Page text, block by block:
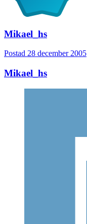
Mikael_hs
Postad 28 december 2005
Mikael_hs